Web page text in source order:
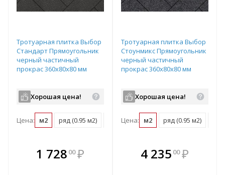
Тротуарная плитка Выбор
Стандарт Прямоугольник
черный частичный
прокрас 360х80х80 мм
Хорошая цена!
Цена: м2 ряд (0.95 м2) поддон (10.45 м2)
1 728 00 ₽
В комплекте
всегда выгоднее!
Тротуарная плитка Выбор
Стоунмикс Прямоугольник
черный частичный
прокрас 360х80х80 мм
Хорошая цена!
Цена: м2 ряд (0.95 м2)
В комплекте
всегда выгоднее!
4 235 00 ₽